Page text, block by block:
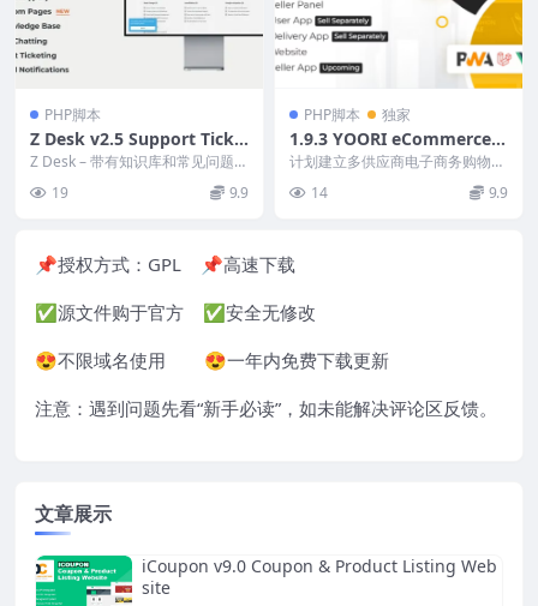
PHP脚本
Z Desk v2.5 Support Ticke
ts System with Knowledg
e Base and FAQs [Activate
d]
Z Desk – 带有知识库和常见问题解
答的支持票务系统， 旨在创建支
持票务。它...
19 9.9
PHP脚本 独家
1.9.3 YOORI eCommerce -
单一和多供应商 PWA 市场 C
MS
计划建立多供应商电子商务购物平
台？Yoori 电子商务单一和多供应
商 PWA 市...
14 9.9
📌授权方式： GPL 📌高速下载
✅源文件购于官方 ✅安全无修改
😍不限域名使用 😍一年内免费下载更新
注意：遇到问题先看“新手必读”，如未能解决评论区反馈。
文章展示
iCoupon v9.0 Coupon & Product Listing Web
site